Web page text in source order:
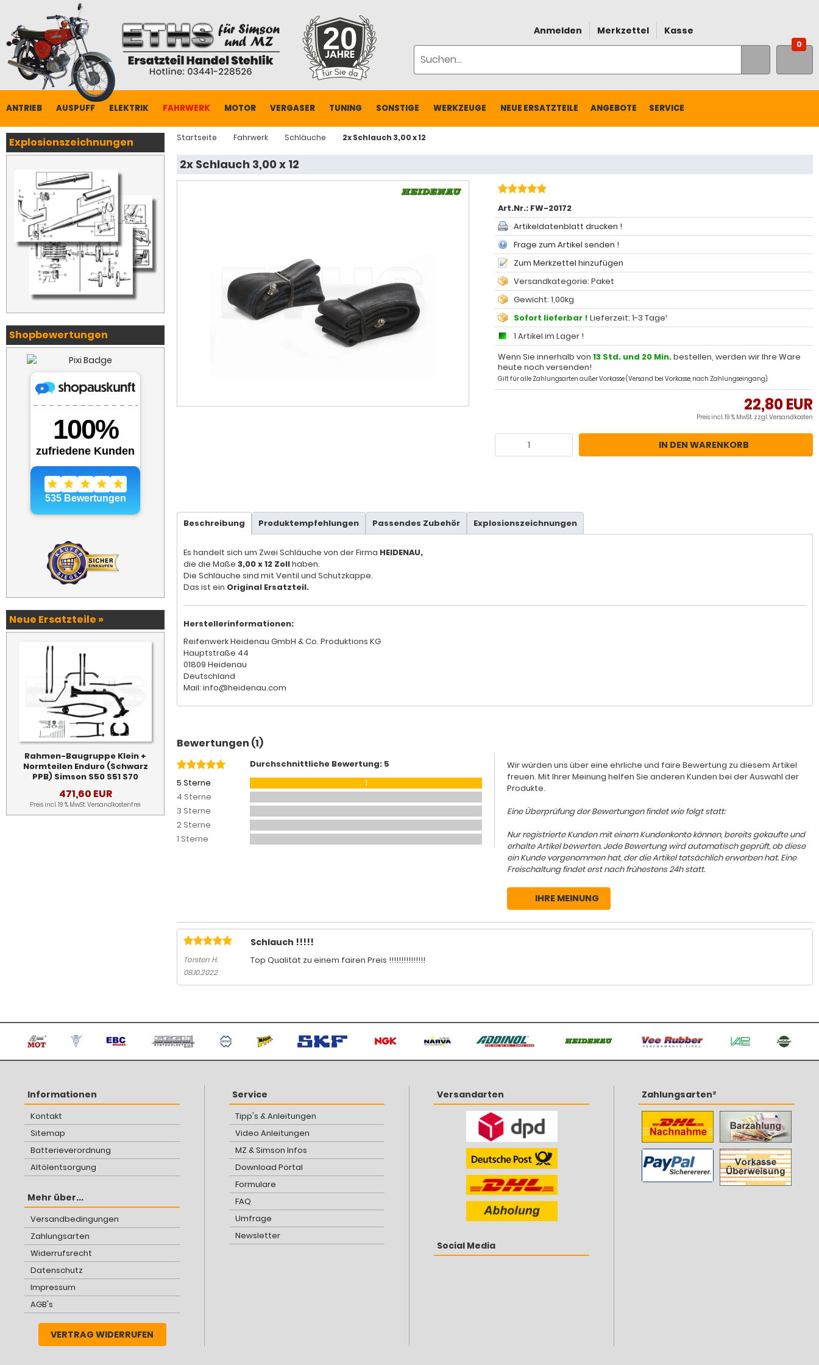
Anmelden Merkzettel Kasse
0
ANTRIEB AUSPUFF ELEKTRIK FAHRWERK MOTOR VERGASER TUNING SONSTIGE WERKZEUGE NEUE ERSATZTEILE ANGEBOTE SERVICE
Startseite Fahrwerk Schläuche 2x Schlauch 3,00 x 12
2x Schlauch 3,00 x 12
Art.Nr.: FW-20172
Artikeldatenblatt drucken !
Frage zum Artikel senden !
Zum Merkzettel hinzufügen
Versandkategorie: Paket
Gewicht: 1,00kg
Sofort lieferbar ! Lieferzeit: 1-3 Tage¹
1 Artikel im Lager !
Wenn Sie innerhalb von 13 Std. und 20 Min.bestellen, werden wir Ihre Ware
heute noch versenden!
Gilt für alle Zahlungsarten außer Vorkasse (Versand bei Vorkasse, nach Zahlungseingang).
22,80 EUR
Preis incl. 19 % MwSt. zzgl.Versandkosten
IN DEN WARENKORB
Beschreibung Produktempfehlungen Passendes Zubehör Explosionszeichnungen
Es handelt sich um Zwei Schläuche von der Firma HEIDENAU,
die die Maße 3,00 x 12 Zollhaben.
Die Schläuche sind mit Ventil und Schutzkappe.
Das ist ein Original Ersatzteil.
Herstellerinformationen:
Reifenwerk Heidenau GmbH & Co. Produktions KG
Hauptstraße 44
01809 Heidenau
Deutschland
Mail: info@heidenau.com
Bewertungen (1)
Durchschnittliche Bewertung: 5
5 Sterne
1
4 Sterne
3 Sterne
2 Sterne
1 Sterne
Wir würden uns über eine ehrliche und faire Bewertung zu diesem Artikel
freuen. Mit Ihrer Meinung helfen Sie anderen Kunden bei der Auswahl der
Produkte.
Eine Überprüfung der Bewertungen findet wie folgt statt:
Nur registrierte Kunden mit einem Kundenkonto können, bereits gekaufte und
erhalte Artikel bewerten. Jede Bewertung wird automatisch geprüft, ob diese
ein Kunde vorgenommen hat, der die Artikel tatsächlich erworben hat. Eine
Freischaltung findet erst nach frühestens 24h statt.
IHRE MEINUNG
Torsten H.
08.10.2022
Schlauch !!!!!
Top Qualität zu einem fairen Preis !!!!!!!!!!!!!!!
Explosionszeichnungen
Shopbewertungen
Neue Ersatzteile »
Rahmen-Baugruppe Klein +
Normteilen Enduro (Schwarz
PPB) Simson S50 S51 S70
471,60 EUR
Preis incl. 19 % MwSt.Versandkostenfrei
Informationen
Kontakt
Sitemap
Batterieverordnung
Altölentsorgung
Mehr über...
Versandbedingungen
Zahlungsarten
Widerrufsrecht
Datenschutz
Impressum
AGB's
VERTRAG WIDERRUFEN
Service
Tipp's & Anleitungen
Video Anleitungen
MZ & Simson Infos
Download Portal
Formulare
FAQ
Umfrage
Newsletter
Versandarten
Social Media
Zahlungsarten²